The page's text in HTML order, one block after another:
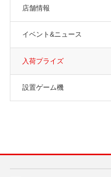
店舗情報
イベント&ニュース
入荷プライズ
設置ゲーム機